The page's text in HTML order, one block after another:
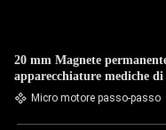
20 mm Magnete
apparecchiature mediche di
Micro motore passo-passo